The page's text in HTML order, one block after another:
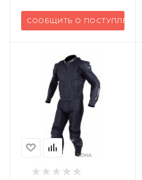
СООБЩИТЬ О ПОСТУПЛЕНИИ